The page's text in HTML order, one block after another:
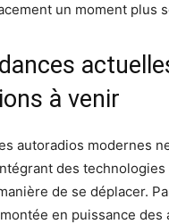
un moment plus
à venir
autoradios modernes
des
de se déplacer.
en puissance des